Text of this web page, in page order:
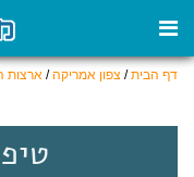
דף הבית/ צפון אמריקה/ ארצות